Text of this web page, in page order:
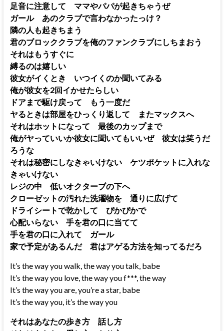
足音に注意して ママやパパが起きちゃうぜ
ガール あのクラブで言わなかったっけ？
隣の人も起きちまう
君のブロッククラブを俺のファンクラブにしちまおう
それはもうすぐに
縛るのは嬉しい
彼女がイくとき いつイくのか聞いてみる
俺が彼女を2回イかせたらしい
ドアまで駆け戻って もう一度だ
ヤるときは部屋をひっくり返して またマックスへ
それはホットになって 最後のカップまで
俺がヤっていいか彼女に聞いてもいいぜ 彼女は笑うだ
ろうな
それは秘密にしなきゃいけない ケツポケットに入れな
きゃいけない
レジの中 低いオクターブの下へ
クローゼットの汚れた洗濯物を 通りに広げて
ドライシートで乾かして ぴかぴかで
心配いらない 手を君の口に当てて
手を君の口に入れて ガール
家で予定があるんだ 君はアゲる方法を知ってるだろ
It’s the way you walk, the way you talk, babe
It’s the way you love, the way you f***, the way
It’s the way you are, you’re a star, babe
It’s the way you, it’s the way you
それはあなたの歩き方 話し方